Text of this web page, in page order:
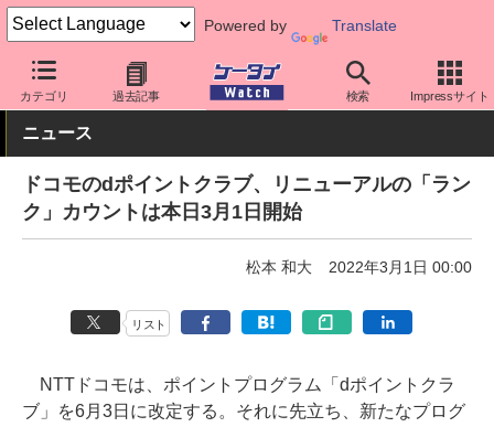
Powered by Translate
カテゴリ 過去記事 検索 Impressサイト
ケータイ Watch キャリア ドコモ アプリ・サービス
ニュース
ドコモのdポイントクラブ、リニューアルの「ラン
ク」カウントは本日3月1日開始
松本 和大 2022年3月1日 00:00
リスト
NTTドコモは、ポイントプログラム「dポイントクラ
ブ」を6月3日に改定する。それに先立ち、新たなプログ